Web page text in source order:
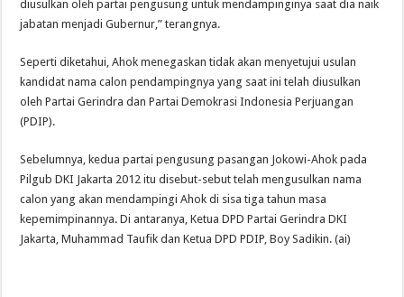
diusulkan oleh partai pengusung untuk mendampinginya saat dia naik
jabatan menjadi Gubernur,” terangnya.
Seperti diketahui, Ahok menegaskan tidak akan menyetujui usulan
kandidat nama calon pendampingnya yang saat ini telah diusulkan
oleh Partai Gerindra dan Partai Demokrasi Indonesia Perjuangan
(PDIP).
Sebelumnya, kedua partai pengusung pasangan Jokowi-Ahok pada
Pilgub DKI Jakarta 2012 itu disebut-sebut telah mengusulkan nama
calon yang akan mendampingi Ahok di sisa tiga tahun masa
kepemimpinannya. Di antaranya, Ketua DPD Partai Gerindra DKI
Jakarta, Muhammad Taufik dan Ketua DPD PDIP, Boy Sadikin. (ai)